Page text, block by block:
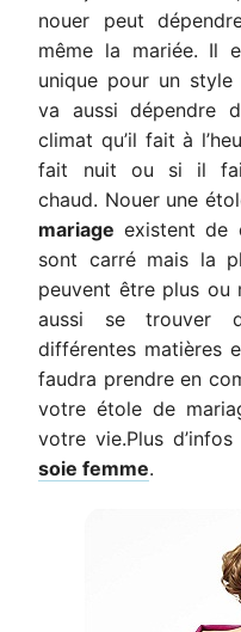
nouer peut
même la mariée. Il
unique pour un style
va aussi dépendre
climat qu’il fait à
fait nuit ou si il
chaud. Nouer une
mariage existent de
sont carré mais la
peuvent être plus ou
aussi se trouver
différentes matières
faudra prendre en
votre étole de
votre vie.Plus
soie femme.